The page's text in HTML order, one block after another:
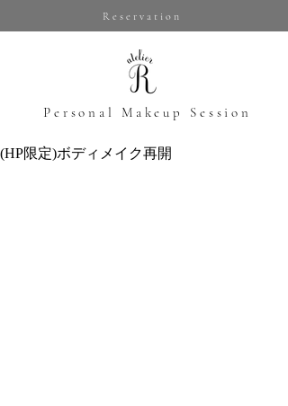
Reservation
​Personal Makeup Session
(HP限定)ボディメイク再開